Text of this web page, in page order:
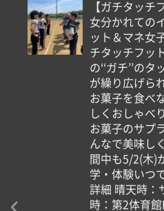
【ガチタッチ
女分かれての
ット＆マネ女
チタッチフッ
の‘‘ガチ’’の
が繰り広げら
お菓子を食べ
しくおしゃべ
お菓子のサプ
んなで美味し
間中も5/2(木)
学・体験いつ
詳細 晴天時：
時：第2体育